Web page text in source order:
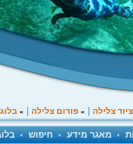
ציוד צלילה » פורום צלילה »
• מאגר מידע • חיפוש •